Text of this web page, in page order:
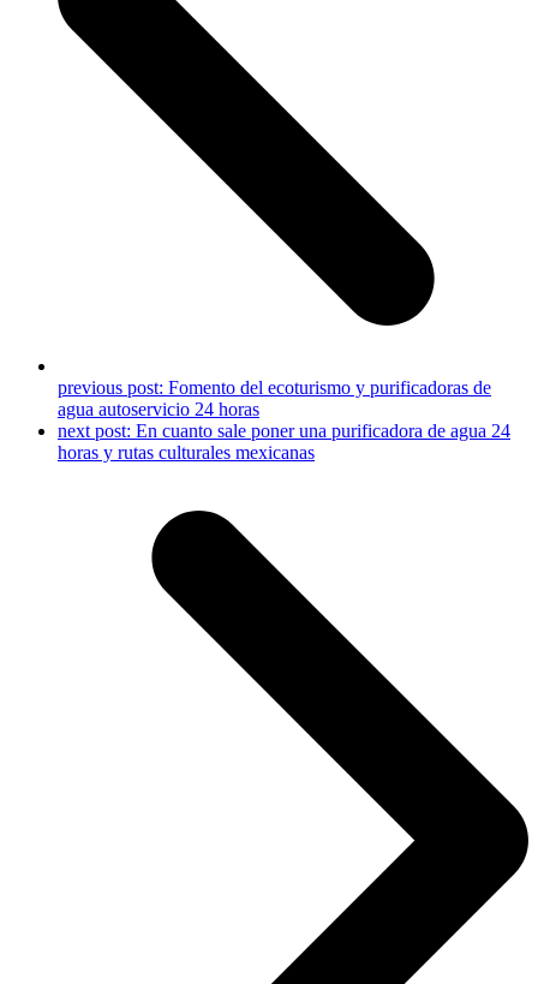
previous post: Fomento del ecoturismo y purificadoras de
agua autoservicio 24 horas
next post: En cuanto sale poner una purificadora de agua 24
horas y rutas culturales mexicanas